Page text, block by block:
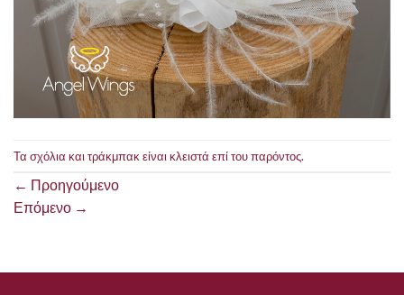
Τα σχόλια και τράκμπακ είναι κλειστά επί του παρόντος.
← Προηγούμενο
Επόμενο →